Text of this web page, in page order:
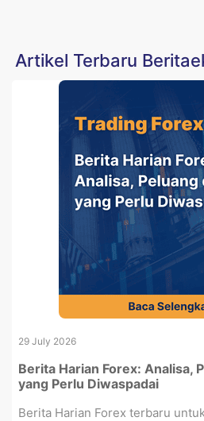
Artikel Terbaru
29 July 2026
Berita Harian Forex: Analisa,
yang Perlu Diwaspadai
Berita Harian Forex terbaru